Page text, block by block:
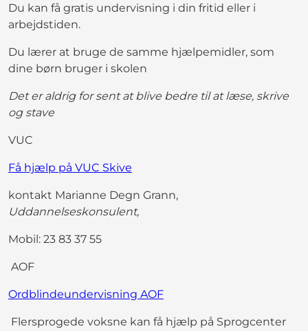
Du kan få gratis undervisning i din fritid eller i
arbejdstiden.
Du lærer at bruge de samme hjælpemidler, som
dine børn bruger i skolen
Det er aldrig for sent at blive bedre til at læse, skrive
og stave
VUC
Få hjælp på VUC Skive
kontakt Marianne Degn Grann,
Uddannelseskonsulent,
Mobil: 23 83 37 55
AOF
Ordblindeundervisning AOF
Flersprogede voksne kan få hjælp på Sprogcenter